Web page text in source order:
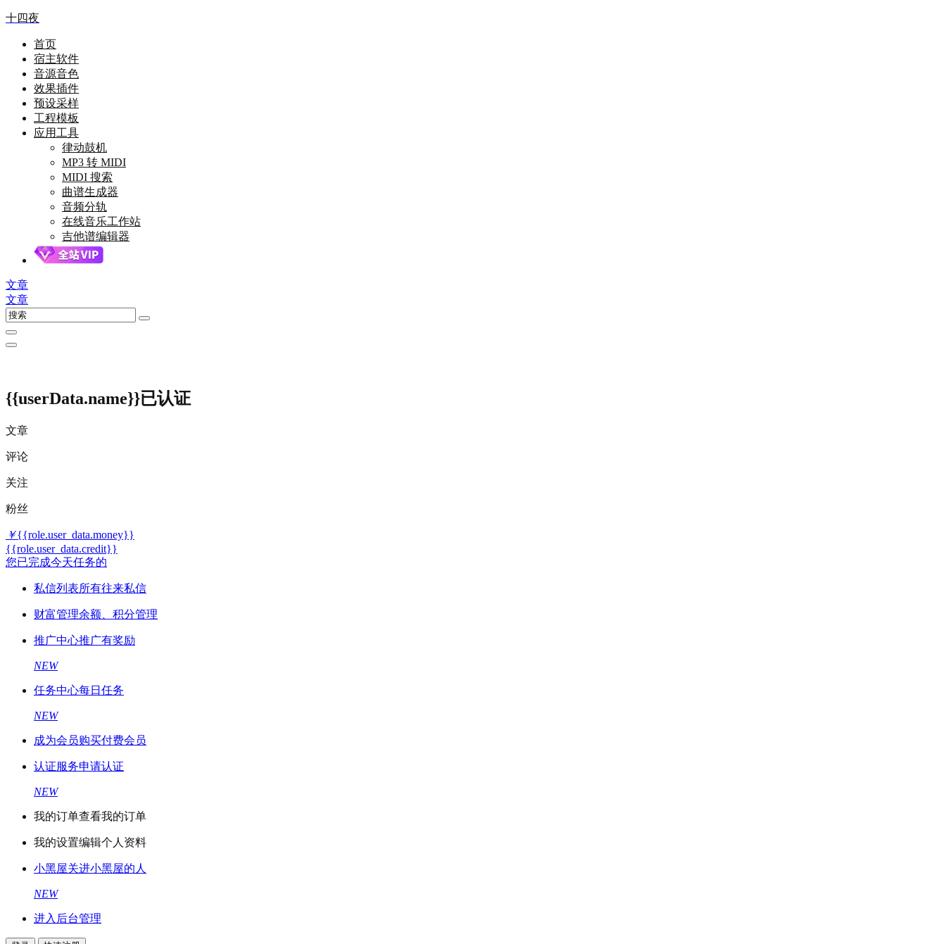
十四夜
首页
宿主软件
音源音色
效果插件
预设采样
工程模板
应用工具
律动鼓机
MP3 转 MIDI
MIDI 搜索
曲谱生成器
音频分轨
在线音乐工作站
吉他谱编辑器
文章
文章
{{userData.name}}已认证
文章
评论
关注
粉丝
￥{{role.user_data.money}}
{{role.user_data.credit}}
您已完成今天任务的
私信列表所有往来私信
财富管理余额、积分管理
推广中心推广有奖励
NEW
任务中心每日任务
NEW
成为会员购买付费会员
认证服务申请认证
NEW
我的订单查看我的订单
我的设置编辑个人资料
小黑屋关进小黑屋的人
NEW
进入后台管理